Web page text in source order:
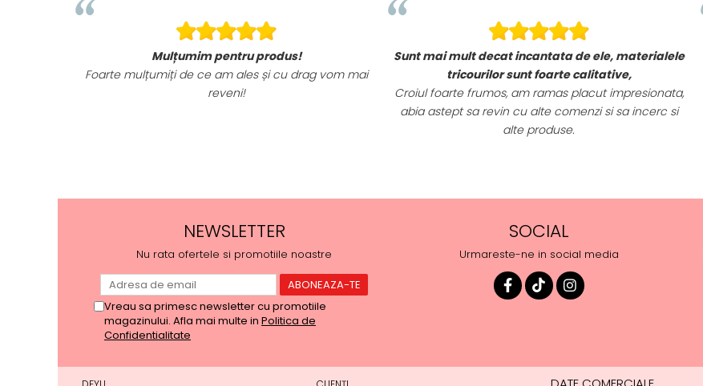
Mulțumim pentru produs!
Foarte mulțumiți de ce am ales și cu drag vom mai
reveni!
Sunt mai mult decat incantata de ele, materialele
tricourilor sunt foarte calitative,
Croiul foarte frumos, am ramas placut impresionata,
abia astept sa revin cu alte comenzi si sa incerc si
alte produse.
NEWSLETTER
Nu rata ofertele si promotiile noastre
Vreau sa primesc newsletter cu promotiile
magazinului. Afla mai multe in Politica de
Confidentialitate
SOCIAL
Urmareste-ne in social media